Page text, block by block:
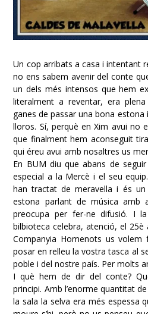
Un cop arribats a casa i intentant
no ens sabem avenir del conte
un dels més intensos que hem
literalment a reventar, era
ganes de passar una bona
lloros. Sí, perquè en Xim avui no
que finalment hem aconseguit
qui éreu avui amb nosaltres us
En BUM diu que abans de
especial a la Mercè i el seu
han tractat de meravella i és
estona parlant de música
preocupa per fer-ne difusió. I
bilbioteca celebra, atenció, el
Companyia Homenots us
posar en relleu la vostra tasca al
poble i del nostre país. Per molts
I què hem de dir del conte?
principi. Amb l’enorme quantitat
la sala la selva era més espessa